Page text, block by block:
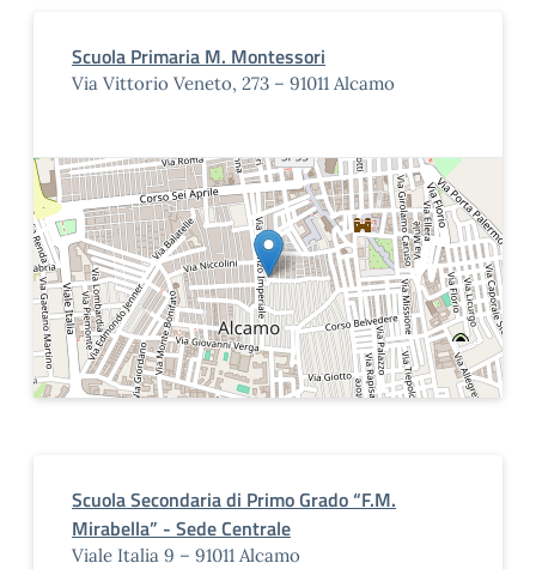
Scuola Primaria M. Montessori
Via Vittorio Veneto, 273 – 91011 Alcamo
Scuola Secondaria di Primo Grado “F.M.
Mirabella” - Sede Centrale
Viale Italia 9 – 91011 Alcamo